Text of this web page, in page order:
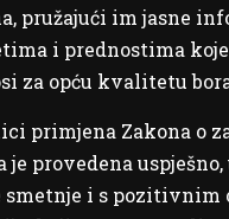
pružajući im jasne
i prednostima
za opću kvalitetu
primjena Zakona o
je provedena uspješno,
i s pozitivnim